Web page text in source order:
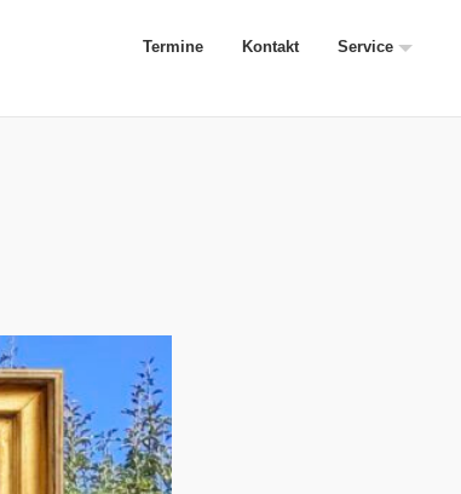
Termine Kontakt Service